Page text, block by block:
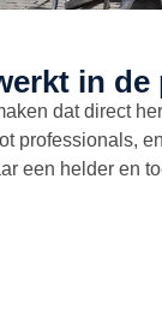
in
dat direct
professionals,
een helder en